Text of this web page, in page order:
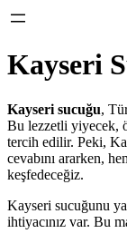
Kayseri
Kayseri sucuğu,
Bu lezzetli yiyecek,
tercih edilir. Peki,
cevabını ararken,
keşfedeceğiz.
Kayseri sucuğunu
ihtiyacınız var. Bu